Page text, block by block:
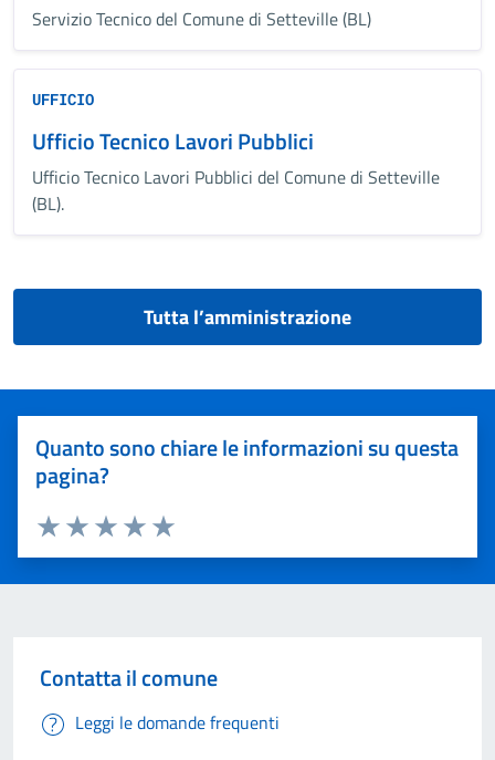
Servizio Tecnico del Comune di Setteville (BL)
UFFICIO
Ufficio Tecnico Lavori Pubblici
Ufficio Tecnico Lavori Pubblici del Comune di Setteville
(BL).
Tutta l’amministrazione
Quanto sono chiare le informazioni su questa
pagina?
Valuta 5 stelle su 5
Valuta 4 stelle su 5
Valuta 3 stelle su 5
Valuta 2 stelle su 5
Valuta 1 stelle su 5
Contatta il comune
Leggi le domande frequenti